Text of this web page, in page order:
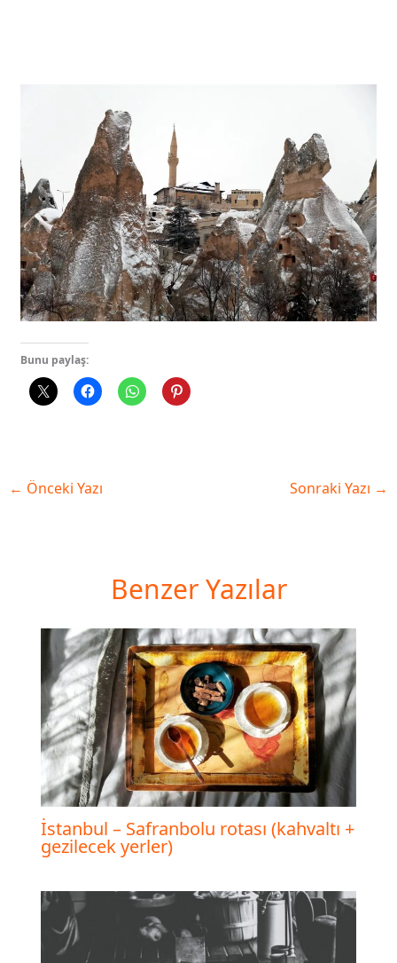
Bunu paylaş:
← Önceki Yazı Sonraki Yazı →
Benzer Yazılar
İstanbul – Safranbolu rotası (kahvaltı +
gezilecek yerler)